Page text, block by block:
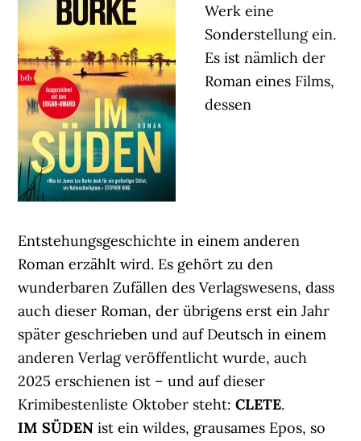
Werk eine
Sonderstellung ein.
Es ist nämlich der
Roman eines Films,
dessen
Entstehungsgeschichte in einem anderen
Roman erzählt wird. Es gehört zu den
wunderbaren Zufällen des Verlagswesens, dass
auch dieser Roman, der übrigens erst ein Jahr
später geschrieben und auf Deutsch in einem
anderen Verlag veröffentlicht wurde, auch
2025 erschienen ist – und auf dieser
Krimibestenliste Oktober steht:CLETE.
IM SÜDEN ist ein wildes, grausames Epos, so